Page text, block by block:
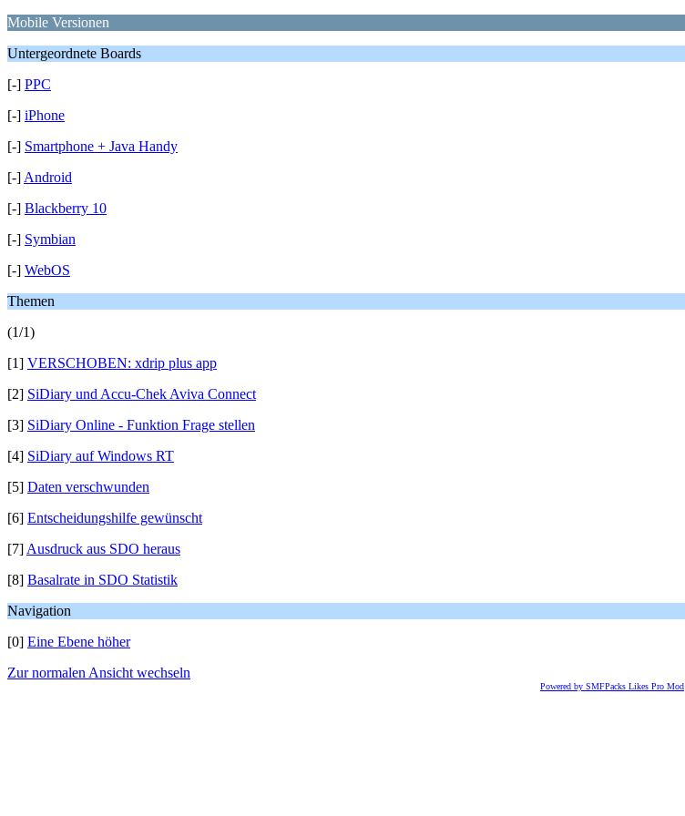
Mobile Versionen
Untergeordnete Boards
[-] PPC
[-] iPhone
[-] Smartphone + Java Handy
[-] Android
[-] Blackberry 10
[-] Symbian
[-] WebOS
Themen
(1/1)
[1] VERSCHOBEN: xdrip plus app
[2] SiDiary und Accu-Chek Aviva Connect
[3] SiDiary Online - Funktion Frage stellen
[4] SiDiary auf Windows RT
[5] Daten verschwunden
[6] Entscheidungshilfe gewünscht
[7] Ausdruck aus SDO heraus
[8] Basalrate in SDO Statistik
Navigation
[0] Eine Ebene höher
Zur normalen Ansicht wechseln
Powered by SMFPacks Likes Pro Mod